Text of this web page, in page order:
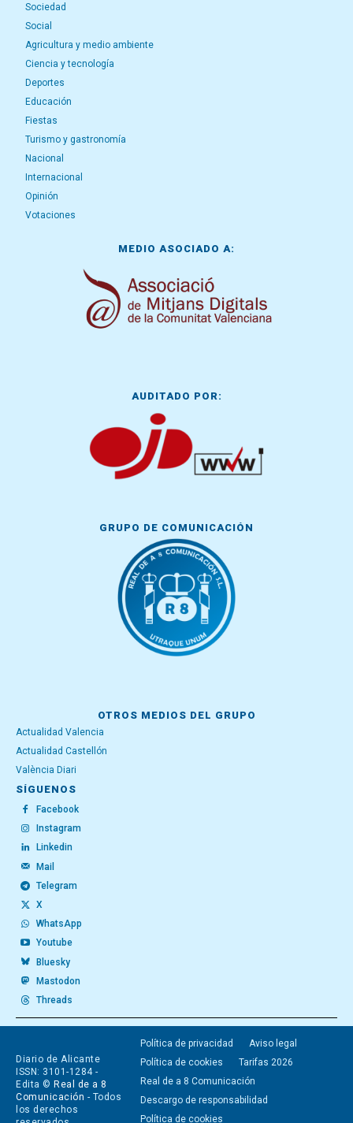
Sociedad
Social
Agricultura y medio ambiente
Ciencia y tecnología
Deportes
Educación
Fiestas
Turismo y gastronomía
Nacional
Internacional
Opinión
Votaciones
MEDIO ASOCIADO A:
AUDITADO POR:
GRUPO DE COMUNICACIÓN
OTROS MEDIOS DEL GRUPO
Actualidad Valencia
Actualidad Castellón
València Diari
SÍGUENOS
Facebook
Instagram
Linkedin
Mail
Telegram
X
WhatsApp
Youtube
Bluesky
Mastodon
Threads
Diario de Alicante
ISSN: 3101-1284 -
Edita © Real de a 8
Comunicación - Todos
los derechos
Política de privacidad
Aviso legal
Política de cookies
Tarifas 2026
Real de a 8 Comunicación
Descargo de responsabilidad
Política de cookies